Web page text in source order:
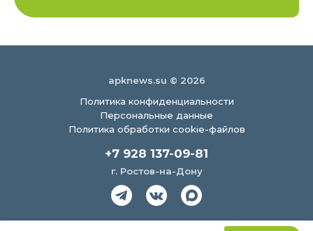
apknews.su © 2026
Политика конфиденциальности
Персональные данные
Политика обработки cookie-файлов
+7 928 137-09-81
г. Ростов-на-Дону